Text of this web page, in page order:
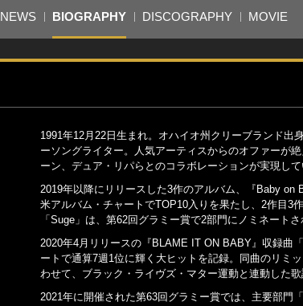
NEWS BIOGRAPHY DISCOGRAPHY MOVIE
1991年12月22日生まれ。オハイオ州クリーブランド
ーソングライター。人気アーティスからのオファーが
ーン、デュア・リパらとのコラボレーションが実現し
2019年以降にリリースした3作のアルバム、『Baby
米アルバム・チャートでTOP10入りを果たし、2作目3
「Suge」は、第62回グラミー賞で2部門にノミネート
2020年4月リリースの『BLAME IT ON BABY』収録曲
ートで通算7週1位に輝く大ヒットを記録。同曲のリミ
わせて、ブラック・ライヴズ・マター運動と連動した
2021年に開催された第63回グラミー賞では、主要部門